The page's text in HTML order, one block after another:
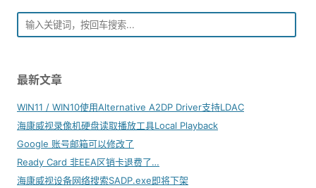
最新文章
WIN11 / WIN10使用Alternative A2DP Driver支持LDAC
海康威视录像机硬盘读取播放工具Local Playback
Google 账号邮箱可以修改了
Ready Card 非EEA区销卡退费了…
海康威视设备网络搜索SADP.exe即将下架